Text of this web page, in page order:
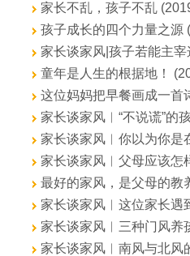
家长不乱，孩子不乱
孩子成长的四个力量之源
家长谈家风|孩子若能主
童年是人生的根据地！
这位妈妈把早餐画成一首
家长谈家风︱“不说谎”的
家长谈家风︱你以为你是
家长谈家风︱父母应该怎
最好的家风，是父母的教
家长谈家风︱这位家长遇
家长谈家风︱三种门风养
家长谈家风︱南风与北风